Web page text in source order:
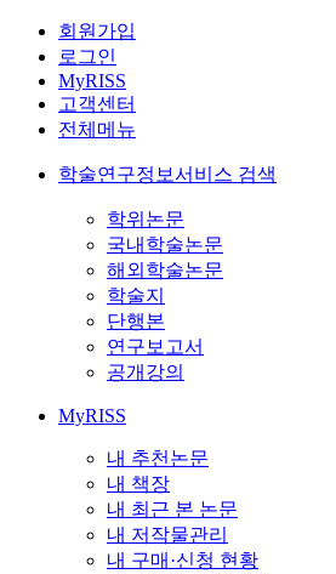
회원가입
로그인
MyRISS
고객센터
전체메뉴
학술연구정보서비스 검색
학위논문
국내학술논문
해외학술논문
학술지
단행본
연구보고서
공개강의
MyRISS
내 추천논문
내 책장
내 최근 본 논문
내 저작물관리
내 구매·신청 현황